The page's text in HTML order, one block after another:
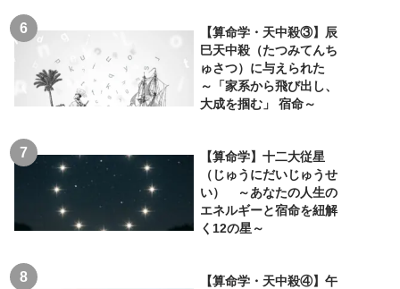
【算命学・天中殺③】辰
巳天中殺（たつみてんち
ゅさつ）に与えられた
～「家系から飛び出し、
大成を掴む」 宿命～
【算命学】十二大従星
（じゅうにだいじゅうせ
い） ～あなたの人生の
エネルギーと宿命を紐解
く12の星～
【算命学・天中殺④】午